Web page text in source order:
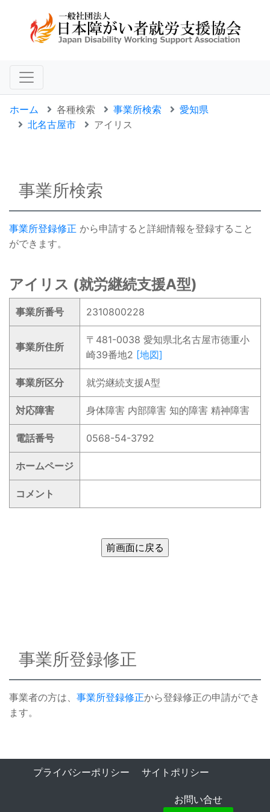
ホーム 各種検索 事業所検索
愛知県
北名古屋市
アイリス
事業所検索
事業所登録修正 から申請すると詳細情報を登録すること
ができます。
アイリス (就労継続支援A型)
事業所番号 2310800228
事業所住所
〒481-0038 愛知県北名古屋市徳重小
崎39番地2 [地図]
事業所区分 就労継続支援A型
対応障害 身体障害 内部障害 知的障害 精神障害
電話番号 0568-54-3792
ホームページ
コメント
事業所登録修正
事業者の方は、 事業所登録修正から登録修正の申請ができ
ます。
プライバシーポリシー サイトポリシー
お問い合せ